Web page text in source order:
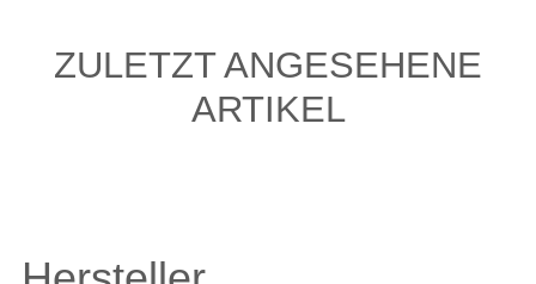
ZULETZT ANGESEHENE
ARTIKEL